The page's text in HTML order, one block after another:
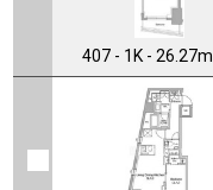
407 - 1K - 26.27m